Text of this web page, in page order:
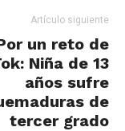
Artículo siguiente
un reto de
Niña de 13
años sufre
de
tercer grado